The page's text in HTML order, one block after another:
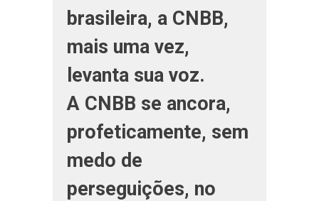
brasileira, a CNBB,
mais uma vez,
levanta sua voz.
A CNBB se ancora,
profeticamente, sem
medo de
perseguições, no